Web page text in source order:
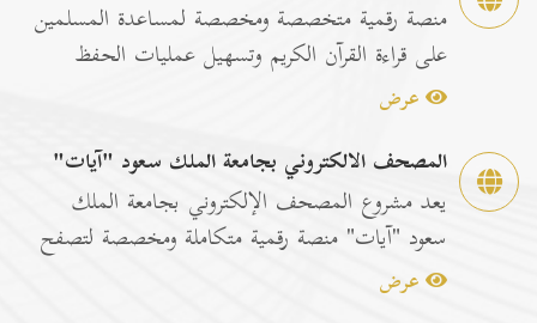
منصة رقمية متخصصة ومخصصة لمساعدة المسلمين
على قراءة القرآن الكريم وتسهيل عمليات الحفظ
والمراجعة عبر...
عرض
المصحف الالكتروني بجامعة الملك سعود "آيات"
يعد مشروع المصحف الإلكتروني بجامعة الملك
سعود "آيات" منصة رقمية متكاملة ومخصصة لتصفح
وقراءة القرآن ا...
عرض